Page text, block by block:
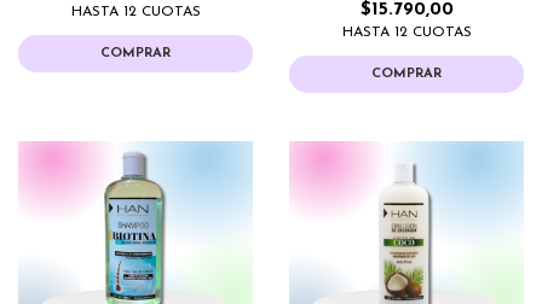
HASTA 12 CUOTAS
COMPRAR
$15.790,00
HASTA 12 CUOTAS
COMPRAR